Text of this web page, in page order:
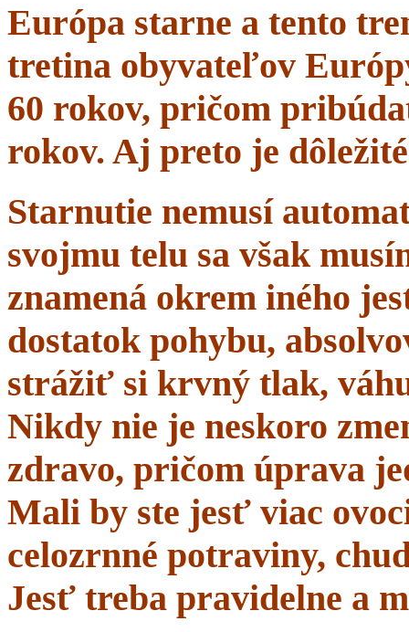
Európa starne a tento
tretina obyvateľov
60 rokov, pričom
rokov. Aj preto je
Starnutie nemusí
svojmu telu sa však
znamená okrem iného
dostatok pohybu,
strážiť si krvný tlak,
Nikdy nie je neskoro
zdravo, pričom úprava
Mali by ste jesť viac
celozrnné potraviny,
Jesť treba pravidelne a